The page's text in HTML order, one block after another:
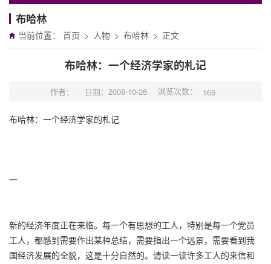
布哈林
当前位置： 首页 > 人物 > 布哈林 > 正文
布哈林：一个经济学家的札记
作者： 日期：2008-10-26 浏览次数： 169
布哈林：一个经济学家的札记
一
新的经济年度正在来临。每一个有思想的工人，特别是每一个党员
工人，都感到需要作出某种总结，需要指出一个远景，需要看到我
国经济发展的全貌，这是十分自然的。请读一读许多工人的来信和